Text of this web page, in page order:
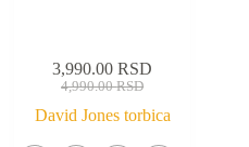
4,990.00RSD
3,990.00RSD
David Jones torbica